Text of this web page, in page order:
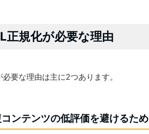
正規化が必要な理由
要な理由は主に2つあります。
ンテンツの低評価を避けるため